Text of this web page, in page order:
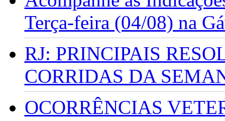
Terça-feira (04/08) na
RJ: PRINCIPAIS
CORRIDAS DA
OCORRÊNCIAS